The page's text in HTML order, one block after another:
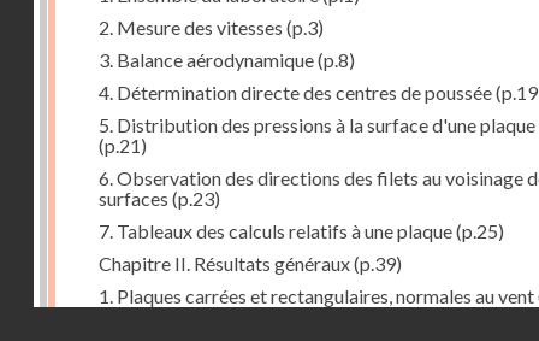
2. Mesure des vitesses (p.3)
3. Balance aérodynamique(p.8)
4. Détermination directe des centres de poussée
5. Distribution des pressions à la surface d'une plaque
(p.21)
6. Observation des directions des filets au voisinage
surfaces (p.23)
7. Tableaux des calculs relatifs à une plaque(p.25)
Chapitre II. Résultats généraux(p.39)
1. Plaques carrées et rectangulaires, normales au vent